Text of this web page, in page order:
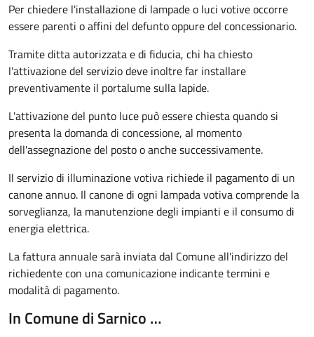
Per chiedere l'installazione di lampade o luci votive occorre
essere parenti o affini del defunto oppure del concessionario.
Tramite ditta autorizzata e di fiducia, chi ha chiesto
l'attivazione del servizio deve inoltre far installare
preventivamente il portalume sulla lapide.
L'attivazione del punto luce può essere chiesta quando si
presenta la domanda di concessione, al momento
dell'assegnazione del posto o anche successivamente.
Il servizio di illuminazione votiva richiede il pagamento di un
canone annuo. Il canone di ogni lampada votiva comprende la
sorveglianza, la manutenzione degli impianti e il consumo di
energia elettrica.
La fattura annuale sarà inviata dal Comune all'indirizzo del
richiedente con una comunicazione indicante termini e
modalità di pagamento.
In Comune di Sarnico …